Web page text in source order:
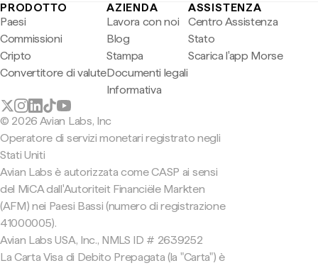
PRODOTTO
Paesi
Commissioni
Cripto
Convertitore di valute
AZIENDA
Lavora con noi
Blog
Stampa
Documenti legali
Informativa
ASSISTENZA
Centro Assistenza
Stato
Scarica l'app Morse
© 2026 Avian Labs, Inc
Operatore di servizi monetari registrato negli
Stati Uniti
Avian Labs è autorizzata come CASP ai sensi
del MiCA dall'Autoriteit Financiële Markten
(AFM) nei Paesi Bassi (numero di registrazione
41000005).
Avian Labs USA, Inc., NMLS ID # 2639252
La Carta Visa di Debito Prepagata (la "Carta") è